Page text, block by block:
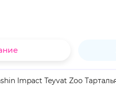
Impact Teyvat Zoo